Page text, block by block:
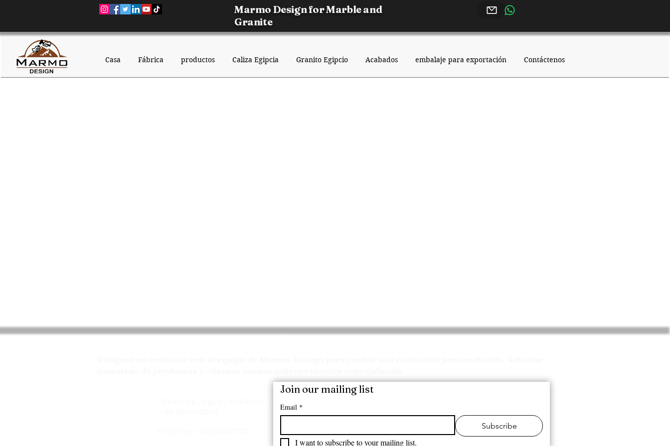
Marmo Design for Marble and
Granite
Casa Fábrica productos Caliza Egipcia Granito Egipcio Acabados embalaje para exportación Contáctenos
Join our mailing list
Email *
Subscribe
I want to subscribe to your mailing list.